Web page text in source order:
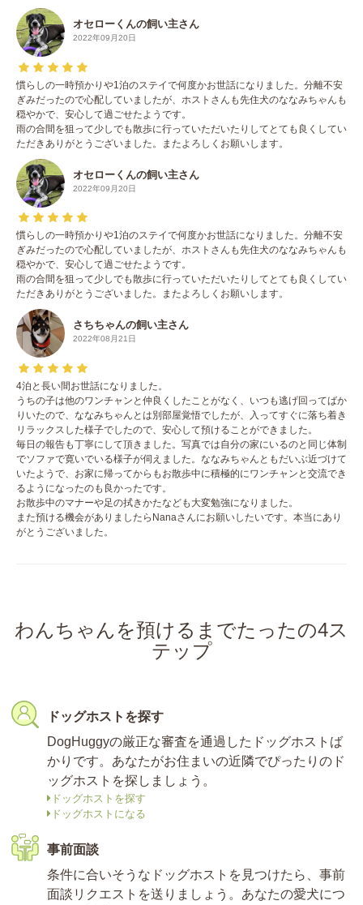
オセローくんの飼い主さん
2022年09月20日
慣らしの一時預かりや1泊のステイで何度かお世話になりました。分離不安
ぎみだったので心配していましたが、ホストさんも先住犬のななみちゃんも
穏やかで、安心して過ごせたようです。
雨の合間を狙って少しでも散歩に行っていただいたりしてとても良くしてい
ただきありがとうございました。またよろしくお願いします。
オセローくんの飼い主さん
2022年09月20日
慣らしの一時預かりや1泊のステイで何度かお世話になりました。分離不安
ぎみだったので心配していましたが、ホストさんも先住犬のななみちゃんも
穏やかで、安心して過ごせたようです。
雨の合間を狙って少しでも散歩に行っていただいたりしてとても良くしてい
ただきありがとうございました。またよろしくお願いします。
さちちゃんの飼い主さん
2022年08月21日
4泊と長い間お世話になりました。
うちの子は他のワンチャンと仲良くしたことがなく、いつも逃げ回ってばか
りいたので、ななみちゃんとは別部屋覚悟でしたが、入ってすぐに落ち着き
リラックスした様子でしたので、安心して預けることができました。
毎日の報告も丁寧にして頂きました。写真では自分の家にいるのと同じ体制
でソファで寛いでいる様子が伺えました。ななみちゃんともだいぶ近づけて
いたようで、お家に帰ってからもお散歩中に積極的にワンチャンと交流でき
るようになったのも良かったです。
お散歩中のマナーや足の拭きかたなども大変勉強になりました。
また預ける機会がありましたらNanaさんにお願いしたいです。本当にあり
がとうございました。
わんちゃんを預けるまでたったの4ス
テップ
ドッグホストを探す
DogHuggyの厳正な審査を通過したドッグホストば
かりです。あなたがお住まいの近隣でぴったりのド
ッグホストを探しましょう。
ドッグホストを探す
ドッグホストになる
事前面談
条件に合いそうなドッグホストを見つけたら、事前
面談リクエストを送りましょう。あなたの愛犬につ